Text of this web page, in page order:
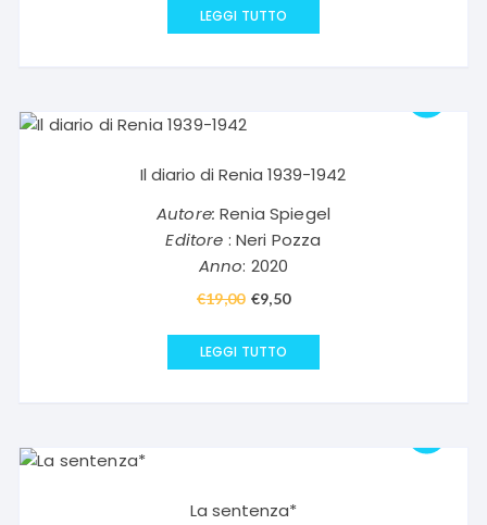
originale
LEGGI TUTTO
Il diario di Renia 1939-1942
Autore: Renia Spiegel
Editore : Neri Pozza
Anno: 2020
€19,00 Il
originale
€9,50Il
LEGGI TUTTO
La sentenza*